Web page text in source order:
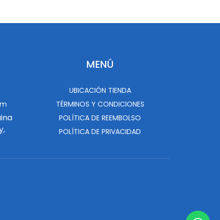
MENÚ
UBICACIÓN TIENDA
TÉRMINOS Y CONDICIONES
POLÍTICA DE REEMBOLSO
POLÍTICA DE PRIVACIDAD